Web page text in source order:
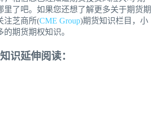
里了吧。如果您还想了解更多关于期货期
注芝商所(CME Group)期货知识栏目，小
期货期权知识。
识延伸阅读：